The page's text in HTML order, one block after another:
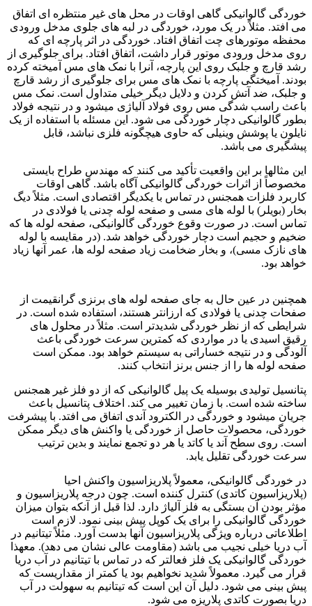
خوردگی گالوانیکی گاهی اوقات در محل های غیر منتظره ای اتفاق
می افتد. مثلاً در یک مورد، خوردگی در لبه های جلوی مدخل ورودی
محفظه موتورهای چت اتفاق افتاد. خوردگی در اثر پارچه ای که
روی مدخل ورودی موتور قرار داشت، اتفاق افتاد. برای جلوگیری از
رشد قارچ و جلبک روی این پارچه، آنرا با نمک های مس آمیخته کرده
بودند. آمیختگی پارچه با نمک های مس برای جلوگیری از رشد قارچ
و جلبک، ضد آتش کردن و دلایل دیگر خیلی متداول است. نمک مس
باعث راسب شدگی مس روی فولاد آلیاژی میشود و در نتیجه فولاد
بطور گالوانیکی دچار خوردگی می شود. این مسئله با استفاده از یک
نایلون یا پوشش وینیلی که حاوی هیچگونه فلزی نباشد، قابل
پیشگیری می باشد.
این مثالها بر این واقعیت تأکید می کنند که مهندس طراح بایستی
مخصوصاً از اثرات خوردگی گالوانیکی آگاه باشد. گاهی اوقات
کاربرد فلزات همجنس در تماس با یکدیگر اقتصادی است. مثلاً دیگ
بخار (بویلر) با لوله های مسی و صفحه لوله چدنی یا فولادی در
تماس است. در صورت وقوع خوردگی گالوانیکی، صفحه لوله ها که
ضخیم و حجیم است دچار خوردگی خواهد شد. (در مقایسه با لوله
های نازک مسی)، و بخار ضخامت زیاد صفحه لوله ها، عمر آنها زیاد
خواهد بود.
همچنین در عین حال به جای صفحه لوله های برنزی گرانقیمت از
صفحات چدنی یا فولادی که ارزانتر هستند، استفاده شده است. در
شرایطی که از نظر خوردگی شدیدتر است. مثلاً در محلول های
رقیق اسیدی یا در مواردی که کمترین سرعت خوردگی باعث
آلودگی و در نتیجه خساراتی به سیستم خواهد بود. ممکن است
صفحه لوله ها را از جنس برنز انتخاب کنند.
پتانسیل تولیدی بوسیله یک پیل گالوانیکی که از دو فلز غیر همجنس
ساخته شده است. با زمان تغییر می کند. اختلاف پتانسیل باعث
جریان میشود و خوردگی در الکترود آندی اتفاق می افتد. با پیشرفت
خوردگی، محصولات حاصل از خوردگی یا واکنش های دیگر ممکن
است. روی سطح آند یا کاتد یا هر دو تجمع نمایند و بدین ترتیب
سرعت خوردگی تقلیل یابد.
در خوردگی گالوانیکی، معمولاً پلاریزاسیون واکنش احیا
(پلاریزاسیون کاتدی) کنترل کننده است. چون درجه پلاریزاسیون و
مؤثر بودن آن بستگی به فلز آلیاژ دارد. لذا قبل از آنکه بتوان میزان
خوردگی گالوانیکی را برای یک کوپل پیش بینی نمود. لازم است
اطلاعاتی درباره ویژگی پلاریزاسیون آنها بدست آورد. مثلاً تیتانیم در
آب دریا خیلی نجیب می باشد (مقاومت عالی نشان می دهد). معهذا
خوردگی گالوانیکی یک فلز فعالتر که در تماس با تیتانیم در آب دریا
قرار می گیرد. معمولاً شدید نخواهیم بود یا کمتر از مقداریست که
پیش بینی می شود. دلیل آن این است که تیتانیم به سهولت در آب
دریا بصورت کاتدی پلاریزه می شود.